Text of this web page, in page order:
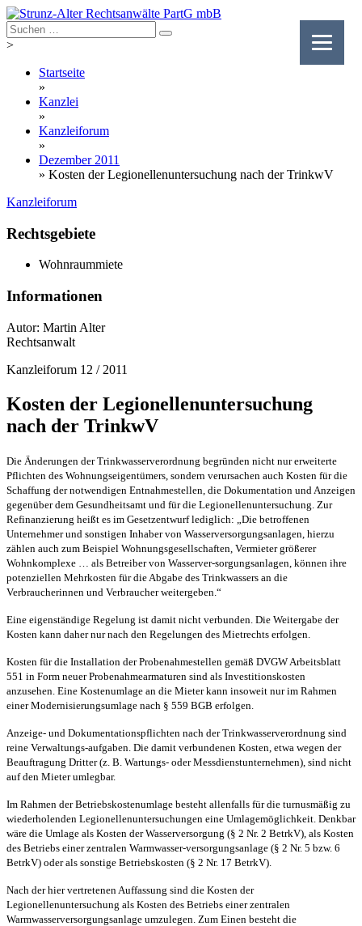
Skip
to
content
>
Startseite
»
Kanzlei
»
Kanzleiforum
»
Dezember 2011
» Kosten der Legionellenuntersuchung nach der TrinkwV
Kanzleiforum
Rechtsgebiete
Wohnraummiete
Informationen
Autor: Martin Alter
Rechtsanwalt
Kanzleiforum 12 / 2011
Kosten der Legionellenuntersuchung
nach der TrinkwV
Die Änderungen der Trinkwasserverordnung begründen nicht nur erweiterte
Pflichten des Wohnungseigentümers, sondern verursachen auch Kosten für die
Schaffung der notwendigen Entnahmestellen, die Dokumentation und Anzeigen
gegenüber dem Gesundheitsamt und für die Legionellenuntersuchung. Zur
Refinanzierung heißt es im Gesetzentwurf lediglich: „Die betroffenen
Unternehmer und sonstigen Inhaber von Wasserversorgungsanlagen, hierzu
zählen auch zum Beispiel Wohnungsgesellschaften, Vermieter größerer
Wohnkomplexe … als Betreiber von Wasserver-sorgungsanlagen, können ihre
potenziellen Mehrkosten für die Abgabe des Trinkwassers an die
Verbraucherinnen und Verbraucher weitergeben.“
Eine eigenständige Regelung ist damit nicht verbunden. Die Weitergabe der
Kosten kann daher nur nach den Regelungen des Mietrechts erfolgen.
Kosten für die Installation der Probenahmestellen gemäß DVGW Arbeitsblatt
551 in Form neuer Probenahmearmaturen sind als Investitionskosten
anzusehen. Eine Kostenumlage an die Mieter kann insoweit nur im Rahmen
einer Modernisierungsumlage nach § 559 BGB erfolgen.
Anzeige- und Dokumentationspflichten nach der Trinkwasserverordnung sind
reine Verwaltungs-aufgaben. Die damit verbundenen Kosten, etwa wegen der
Beauftragung Dritter (z. B. Wartungs- oder Messdienstunternehmen), sind nicht
auf den Mieter umlegbar.
Im Rahmen der Betriebskostenumlage besteht allenfalls für die turnusmäßig zu
wiederholenden Legionellenuntersuchungen eine Umlagemöglichkeit. Denkbar
wäre die Umlage als Kosten der Wasserversorgung (§ 2 Nr. 2 BetrkV), als Kosten
des Betriebs einer zentralen Warmwasser-versorgungsanlage (§ 2 Nr. 5 bzw. 6
BetrkV) oder als sonstige Betriebskosten (§ 2 Nr. 17 BetrkV).
Nach der hier vertretenen Auffassung sind die Kosten der
Legionellenuntersuchung als Kosten des Betriebs einer zentralen
Warmwasserversorgungsanlage umzulegen. Zum Einen besteht die